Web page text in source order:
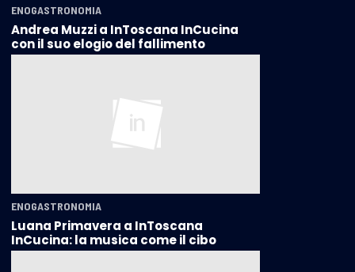
ENOGASTRONOMIA
Andrea Muzzi a InToscana InCucina
con il suo elogio del fallimento
ENOGASTRONOMIA
Luana Primavera a InToscana
InCucina: la musica come il cibo